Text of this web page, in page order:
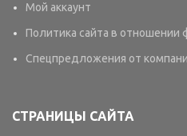
Мой аккаунт
Политика сайта в отношении
Спецпредложения от
СТРАНИЦЫ САЙТА